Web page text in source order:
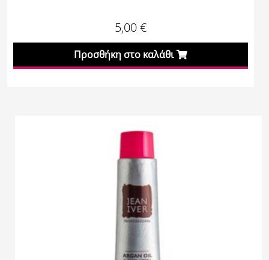
5,00€
Προσθήκη στο καλάθι